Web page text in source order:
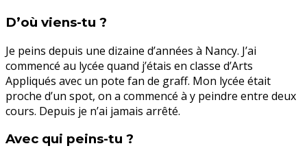
D’où viens-tu ?
Je peins depuis une dizaine d’années à Nancy. J’ai
commencé au lycée quand j’étais en classe d’Arts
Appliqués avec un pote fan de graff. Mon lycée était
proche d’un spot, on a commencé à y peindre entre deux
cours. Depuis je n’ai jamais arrêté.
Avec qui peins-tu ?